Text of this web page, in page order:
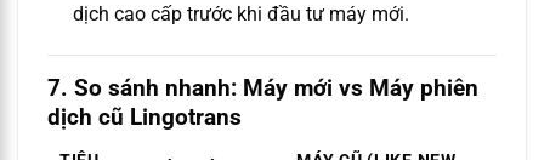
dịch cao cấp trước khi đầu tư máy mới.
7. So sánh nhanh: Máy mới vs Máy phiên
dịch cũ Lingotrans